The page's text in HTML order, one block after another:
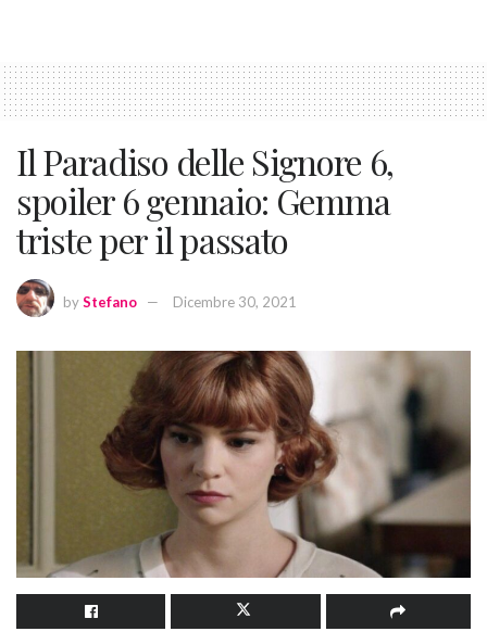
Il Paradiso delle Signore 6,
spoiler 6 gennaio: Gemma
triste per il passato
byStefano Dicembre 30, 2021